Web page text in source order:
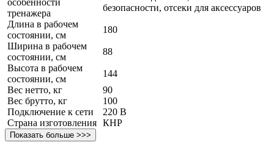
тренажера
безопасности, отсеки для аксессуаров
Длина в рабочем
состоянии, см
180
Ширина в рабочем
состоянии, см
88
Высота в рабочем
состоянии, см
144
Вес нетто, кг
90
Вес брутто, кг
100
Подключение к сети
220 В
Страна изготовления КНР
Показать больше >>>